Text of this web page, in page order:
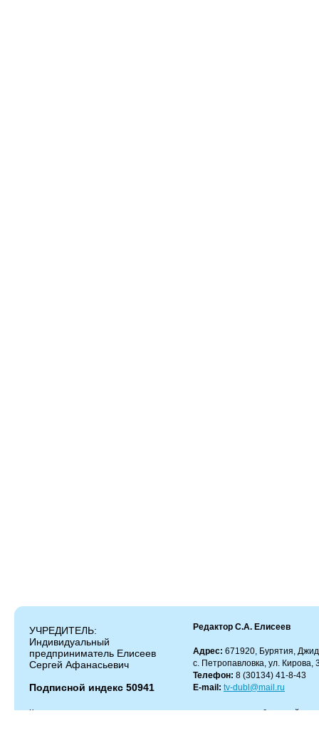
УЧРЕДИТЕЛЬ:
Индивидуальный
предприниматель Елисеев
Сергей Афанасьевич
Подписной индекс 50941
Редактор С.А. Елисеев
Адрес: 671920, Бурятия,
с. Петропавловка, ул. Кирова,
Телефон: 8 (30134) 41-8-43
E-mail: tv-dubl@mail.ru
Копирование и цитирование материалов разрешено только с работающей